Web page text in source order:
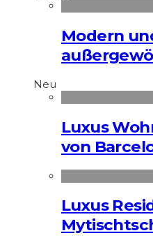
Modern
Neu
Luxus
von
Luxus